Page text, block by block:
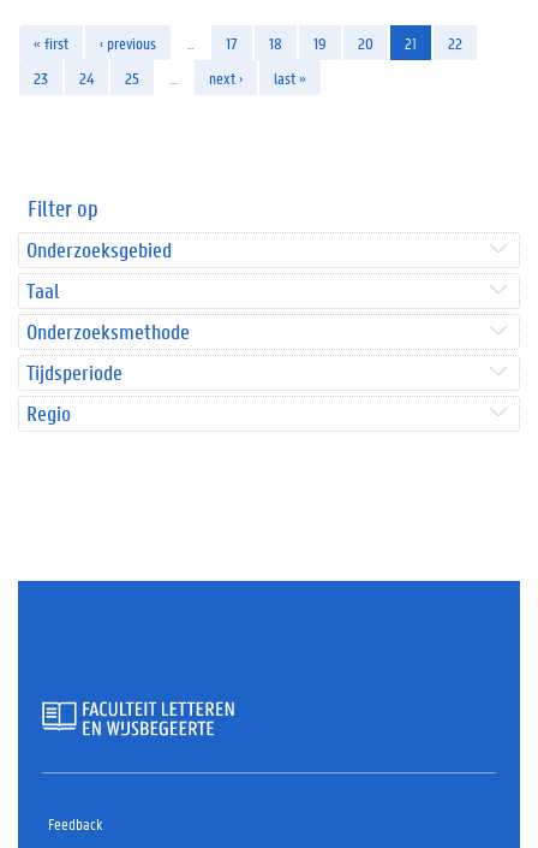
« first ‹ previous 17 18 19 20 21
22
23
24 25 next › last »
Filter op
Onderzoeksgebied
Taal
Onderzoeksmethode
Tijdsperiode
Regio
Feedback